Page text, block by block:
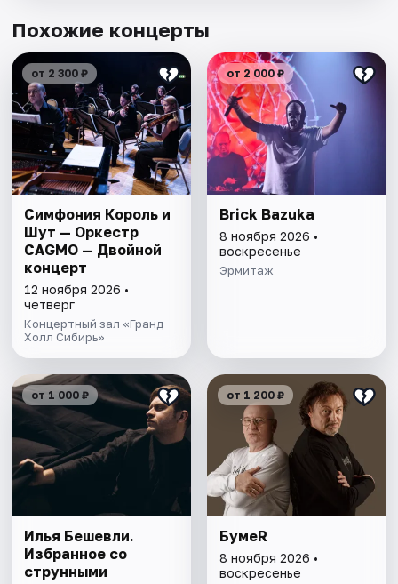
Похожие концерты
от 2 300 ₽
Симфония Король и
Шут — Оркестр
CAGMO — Двойной
концерт
12 ноября 2026 •
четверг
Концертный зал «Гранд
Холл Сибирь»
от 2 000 ₽
Brick Bazuka
8 ноября 2026 •
воскресенье
Эрмитаж
от 1 000 ₽
Илья Бешевли.
Избранное со
струнными
от 1 200 ₽
БумеR
8 ноября 2026 •
воскресенье